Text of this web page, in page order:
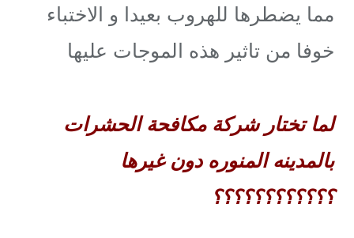
مما يضطرها للهروب بعيدا و الاختباء
خوفا من تاثير هذه الموجات عليها
لما تختار شركة مكافحة الحشرات
بالمدينه المنوره دون غيرها
؟؟؟؟؟؟؟؟؟؟؟؟